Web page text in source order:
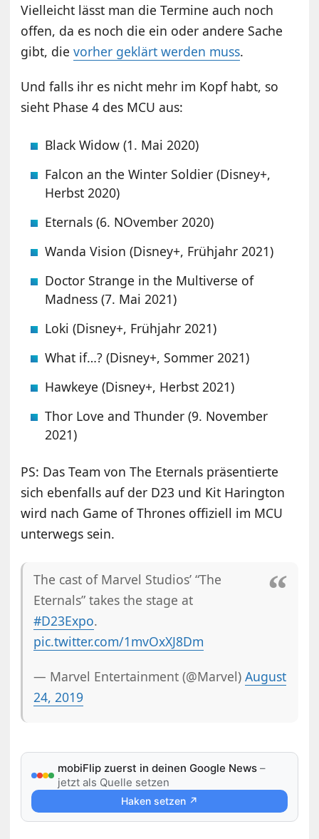
Vielleicht lässt man die Termine auch noch
offen, da es noch die ein oder andere Sache
gibt, dievorher geklärt werden muss.
Und falls ihr es nicht mehr im Kopf habt, so
sieht Phase 4 des MCU aus:
Black Widow (1. Mai 2020)
Falcon an the Winter Soldier (Disney+,
Herbst 2020)
Eternals (6. NOvember 2020)
Wanda Vision (Disney+, Frühjahr 2021)
Doctor Strange in the Multiverse of
Madness (7. Mai 2021)
Loki (Disney+, Frühjahr 2021)
What if…? (Disney+, Sommer 2021)
Hawkeye (Disney+, Herbst 2021)
Thor Love and Thunder (9. November
2021)
PS: Das Team von The Eternals präsentierte
sich ebenfalls auf der D23 und Kit Harington
wird nach Game of Thrones offiziell im MCU
unterwegs sein.
The cast of Marvel Studios’ “The
Eternals” takes the stage at
#D23Expo.
pic.twitter.com/1mvOxXJ8Dm
— Marvel Entertainment (@Marvel)August
24, 2019
mobiFlip zuerst in deinen Google News –
jetzt als Quelle setzen
Haken setzen ↗